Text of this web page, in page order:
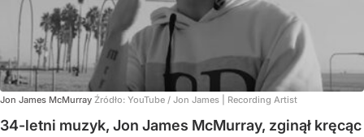
Jon James McMurray Źródło: YouTube / Jon James | Recording Artist
34-letni muzyk, Jon James McMurray, zginął kręcąc